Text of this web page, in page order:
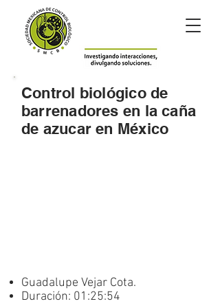
Control biológico de
barrenadores en la caña
de azucar en México
Guadalupe Vejar Cota.
Duración: 01:25:54